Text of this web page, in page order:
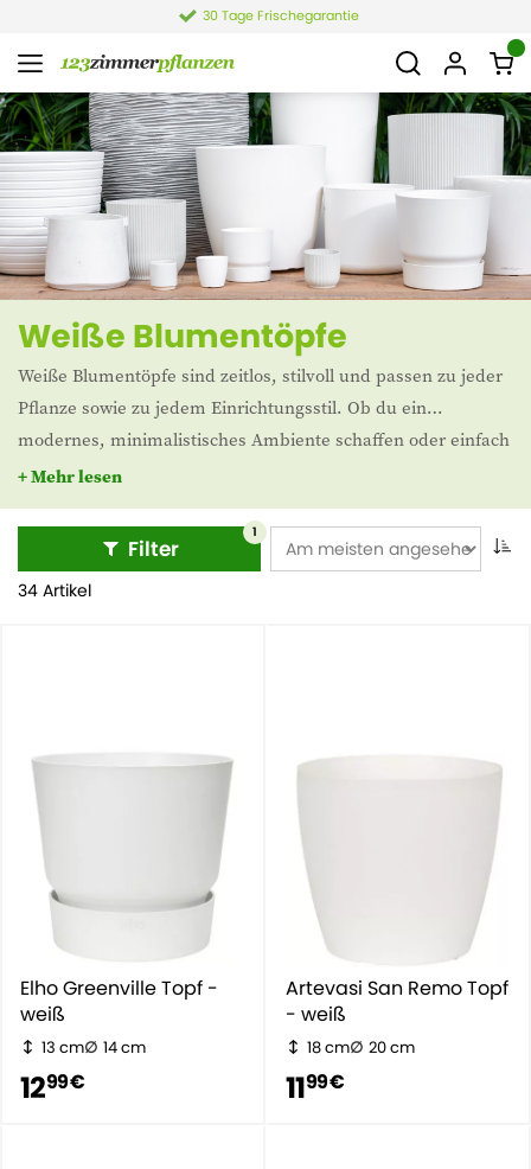
4,4 von 6.021 Bewertungen
Weiße Blumentöpfe
Weiße Blumentöpfe sind zeitlos, stilvoll und passen zu jeder
Pflanze sowie zu jedem Einrichtungsstil. Ob du ein
modernes, minimalistisches Ambiente schaffen oder einfach
frische Akzente setzen möchtest – ein weißer Blumentopf
lenkt den Blick ganz auf deine Pflanze und verleiht deinem
Raum eine ruhige, harmonische Atmosphäre.
+ Mehr lesen
Filter
1
34 Artikel
Elho Greenville Topf -
weiß
13 cm 14 cm
1299 €
Artevasi San Remo Topf
- weiß
18 cm 20 cm
1199 €